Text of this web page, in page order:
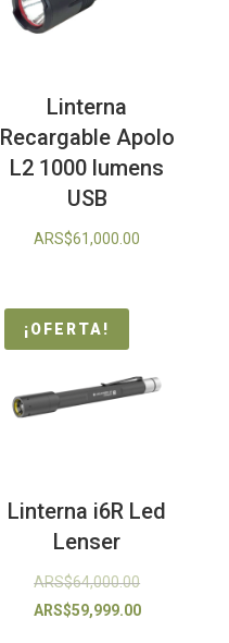
Linterna
Recargable Apolo
L2 1000 lumens
USB
ARS$61,000.00
¡OFERTA!
Linterna i6R Led
Lenser
ARS$64,000.00El
precio
ARS$59,999.00El